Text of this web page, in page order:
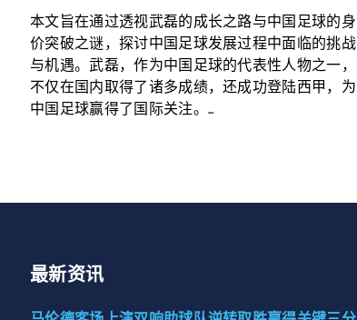
本文旨在通过透视武磊的成长之路与中国足球的身
价突破之谜，探讨中国足球发展过程中面临的挑战
与机遇。武磊，作为中国足球的代表性人物之一，
不仅在国内取得了诸多成绩，还成功登陆西甲，为
中国足球赢得了国际关注。...
最新资讯